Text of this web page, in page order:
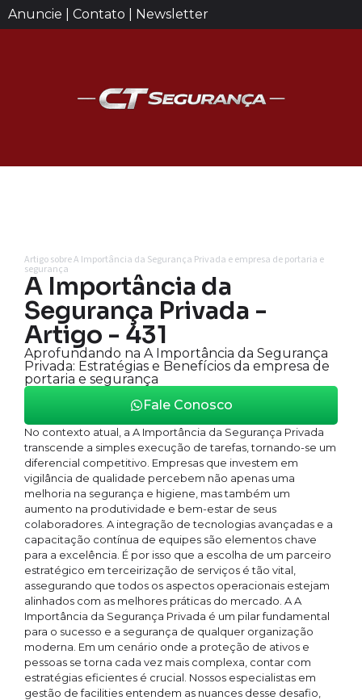
Anuncie | Contato | Newsletter
Artigo sobre A Importância da Segurança Privada e empresa de portaria e
segurança
A Importância da
Segurança Privada -
Artigo - 431
Aprofundando na A Importância da Segurança
Privada: Estratégias e Benefícios da empresa de
portaria e segurança
Fale Conosco
No contexto atual, a A Importância da Segurança Privada
transcende a simples execução de tarefas, tornando-se um
diferencial competitivo. Empresas que investem em
vigilância de qualidade percebem não apenas uma
melhoria na segurança e higiene, mas também um
aumento na produtividade e bem-estar de seus
colaboradores. A integração de tecnologias avançadas e a
capacitação contínua de equipes são elementos chave
para a excelência. É por isso que a escolha de um parceiro
estratégico em terceirização de serviços é tão vital,
assegurando que todos os aspectos operacionais estejam
alinhados com as melhores práticas do mercado. A A
Importância da Segurança Privada é um pilar fundamental
para o sucesso e a segurança de qualquer organização
moderna. Em um cenário onde a proteção de ativos e
pessoas se torna cada vez mais complexa, contar com
estratégias eficientes é crucial. Nossos especialistas em
gestão de facilities entendem as nuances desse desafio,